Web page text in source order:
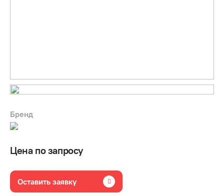
Бренд
Цена по запросу
Оставить заявку